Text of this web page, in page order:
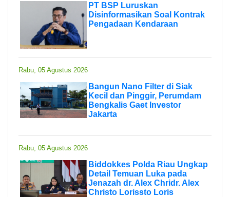
PT BSP Luruskan
Disinformasikan Soal Kontrak
Pengadaan Kendaraan
Rabu, 05 Agustus 2026
Bangun Nano Filter di Siak
Kecil dan Pinggir, Perumdam
Bengkalis Gaet Investor
Jakarta
Rabu, 05 Agustus 2026
Biddokkes Polda Riau Ungkap
Detail Temuan Luka pada
Jenazah dr. Alex Chridr. Alex
Christo Lorissto Loris